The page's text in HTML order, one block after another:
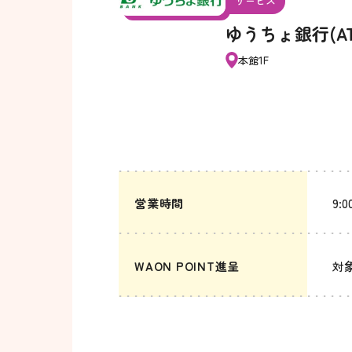
ゆうちょ銀行
本館1F
営業時間
WAON POINT進呈 対